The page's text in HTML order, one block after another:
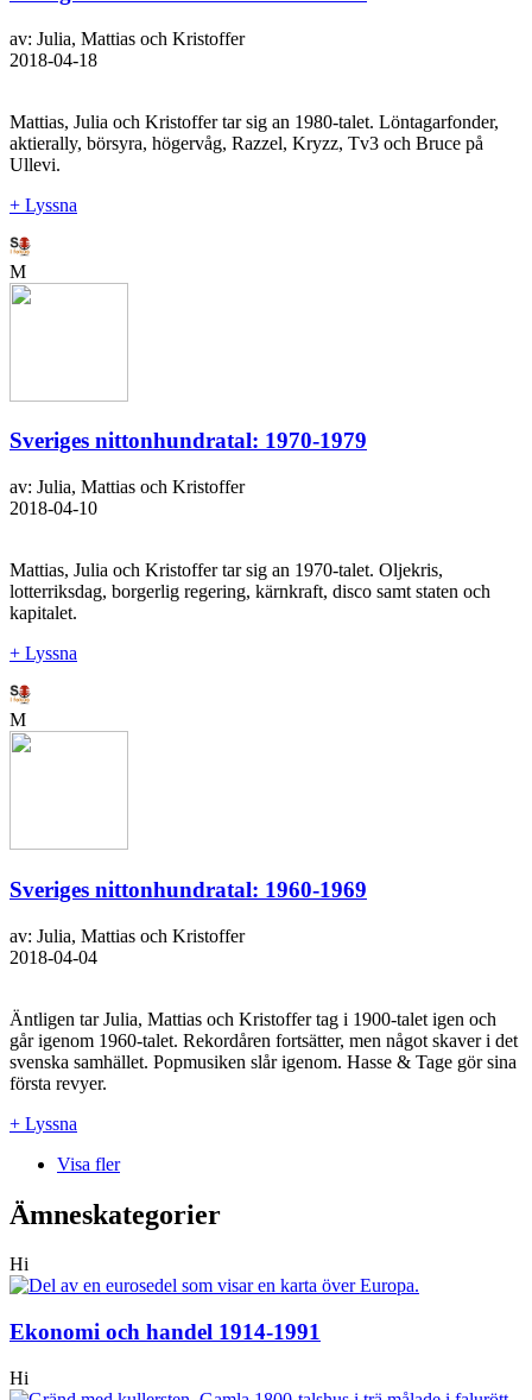
av: Julia, Mattias och Kristoffer
2018-04-18
Mattias, Julia och Kristoffer tar sig an 1980-talet. Löntagarfonder,
aktierally, börsyra, högervåg, Razzel, Kryzz, Tv3 och Bruce på
Ullevi.
+ Lyssna
M
Sveriges nittonhundratal: 1970-1979
av: Julia, Mattias och Kristoffer
2018-04-10
Mattias, Julia och Kristoffer tar sig an 1970-talet. Oljekris,
lotterriksdag, borgerlig regering, kärnkraft, disco samt staten och
kapitalet.
+ Lyssna
M
Sveriges nittonhundratal: 1960-1969
av: Julia, Mattias och Kristoffer
2018-04-04
Äntligen tar Julia, Mattias och Kristoffer tag i 1900-talet igen och
går igenom 1960-talet. Rekordåren fortsätter, men något skaver i det
svenska samhället. Popmusiken slår igenom. Hasse & Tage gör sina
första revyer.
+ Lyssna
Visa fler
Ämneskategorier
Hi
Ekonomi och handel 1914-1991
Hi